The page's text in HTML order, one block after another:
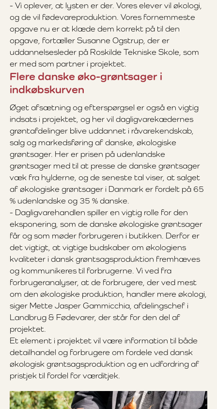
- Vi oplever, at lysten er der. Vores elever vil økologi,
og de vil fødevareproduktion. Vores fornemmeste
opgave nu er at klæde dem korrekt på til den
opgave, fortæller Susanne Ogstrup, der er
uddannelsesleder på Roskilde Tekniske Skole, som
er med som partner i projektet.
Flere danske øko-grøntsager i
indkøbskurven
Øget afsætning og efterspørgsel er også en vigtig
indsats i projektet, og her vil dagligvarekædernes
grøntafdelinger blive uddannet i råvarekendskab,
salg og markedsføring af danske, økologiske
grøntsager. Her er prisen på udenlandske
grøntsager med til at presse de danske grøntsager
væk fra hylderne, og de seneste tal viser, at salget
af økologiske grøntsager i Danmark er fordelt på 65
% udenlandske og 35 % danske.
- Dagligvarehandlen spiller en vigtig rolle for den
eksponering, som de danske økologiske grøntsager
får og som møder forbrugeren i butikken. Derfor er
det vigtigt, at vigtige budskaber om økologiens
kvaliteter i dansk grøntsagsproduktion fremhæves
og kommunikeres til forbrugerne. Vi ved fra
forbrugeranalyser, at de forbrugere, der ved mest
om den økologiske produktion, handler mere økologi,
siger Mette Jasper Gammicchia, afdelingschef i
Landbrug & Fødevarer, der står for den del af
projektet.
Et element i projektet vil være information til både
detailhandel og forbrugere om fordele ved dansk
økologisk grøntsagsproduktion og en udfordring af
pristjek til fordel for værditjek.